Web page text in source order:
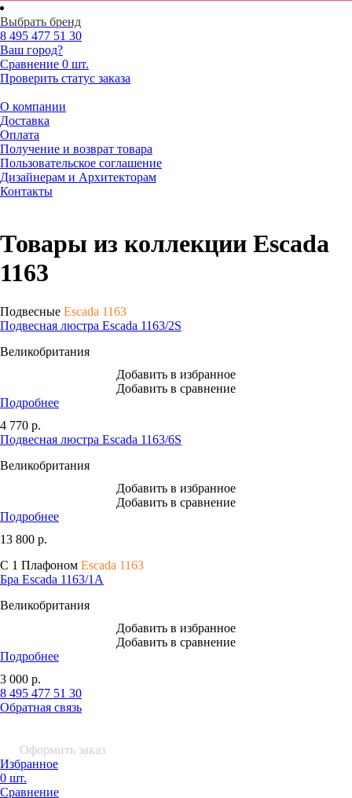
Выбрать бренд
8 495 477 51 30
Ваш город?
Сравнение 0 шт.
Проверить статус заказа
О компании
Доставка
Оплата
Получение и возврат товара
Пользовательское соглашение
Дизайнерам и Архитекторам
Контакты
Товары из коллекции Escada
1163
Подвесные Escada 1163
Подвесная люстра Escada 1163/2S
Великобритания
Добавить в избранное
Добавить в сравнение
Подробнее
4 770 р.
Подвесная люстра Escada 1163/6S
Великобритания
Добавить в избранное
Добавить в сравнение
Подробнее
13 800 р.
С 1 Плафоном Escada 1163
Бра Escada 1163/1A
Великобритания
Добавить в избранное
Добавить в сравнение
Подробнее
3 000 р.
8 495 477 51 30
Обратная связь
Оформить заказ
Избранное
0 шт.
Сравнение